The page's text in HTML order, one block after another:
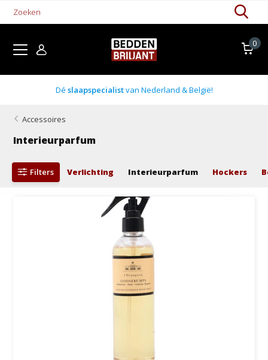
0
Déslaapspecialistvan Nederland & België!
Accessoires
Interieurparfum
Filters Verlichting Interieurparfum Hockers